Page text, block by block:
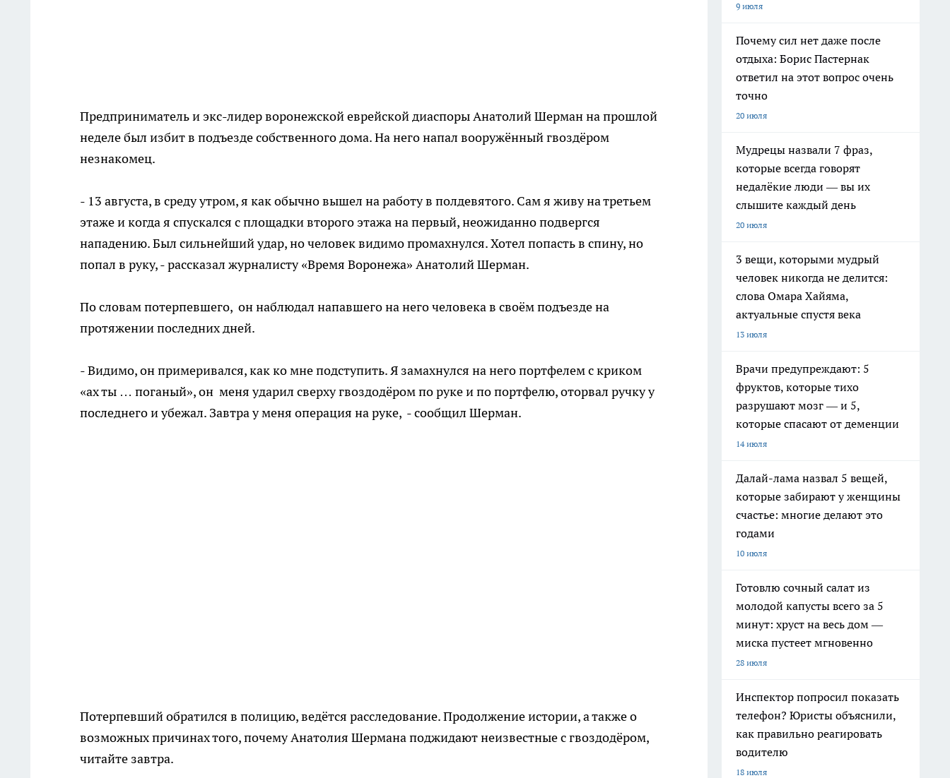
Предприниматель и экс-лидер воронежской еврейской диаспоры Анатолий Шерман на прошлой
неделе был избит в подъезде собственного дома. На него напал вооружённый гвоздёром
незнакомец.
- 13 августа, в среду утром, я как обычно вышел на работу в полдевятого. Сам я живу на третьем
этаже и когда я спускался с площадки второго этажа на первый, неожиданно подвергся
нападению. Был сильнейший удар, но человек видимо промахнулся. Хотел попасть в спину, но
попал в руку, - рассказал журналисту «Время Воронежа» Анатолий Шерман.
По словам потерпевшего, он наблюдал напавшего на него человека в своём подъезде на
протяжении последних дней.
- Видимо, он примеривался, как ко мне подступить. Я замахнулся на него портфелем с криком
«ах ты … поганый», он меня ударил сверху гвоздодёром по руке и по портфелю, оторвал ручку у
последнего и убежал. Завтра у меня операция на руке, - сообщил Шерман.
Потерпевший обратился в полицию, ведётся расследование. Продолжение истории, а также о
возможных причинах того, почему Анатолия Шермана поджидают неизвестные с гвоздодёром,
читайте завтра.
9 июля
Почему сил нет даже после
отдыха: Борис Пастернак
ответил на этот вопрос очень
точно
20 июля
Мудрецы назвали 7 фраз,
которые всегда говорят
недалёкие люди — вы их
слышите каждый день
20 июля
3 вещи, которыми мудрый
человек никогда не делится:
слова Омара Хайяма,
актуальные спустя века
13 июля
Врачи предупреждают: 5
фруктов, которые тихо
разрушают мозг — и 5,
которые спасают от деменции
14 июля
Далай-лама назвал 5 вещей,
которые забирают у женщины
счастье: многие делают это
годами
10 июля
Готовлю сочный салат из
молодой капусты всего за 5
минут: хруст на весь дом —
миска пустеет мгновенно
28 июля
Инспектор попросил показать
телефон? Юристы объяснили,
как правильно реагировать
водителю
18 июля